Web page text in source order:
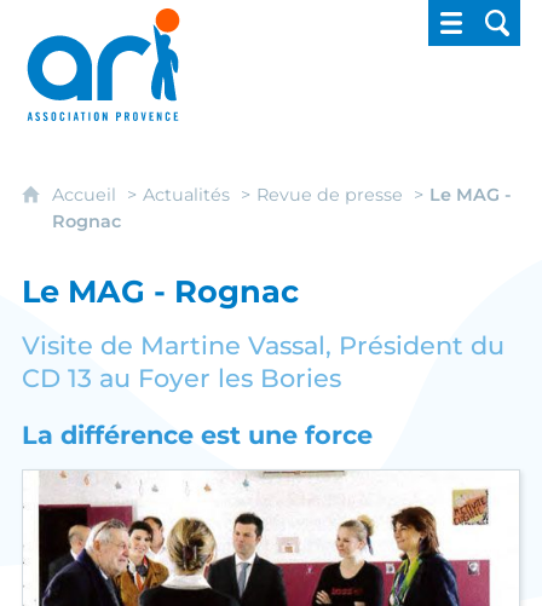
ARI - Association régionale pour
Accueil Actualités Revue de presse
Le MAG -
Rognac
Le MAG - Rognac
Visite de Martine Vassal, Président du
CD 13 au Foyer les Bories
La différence est une force